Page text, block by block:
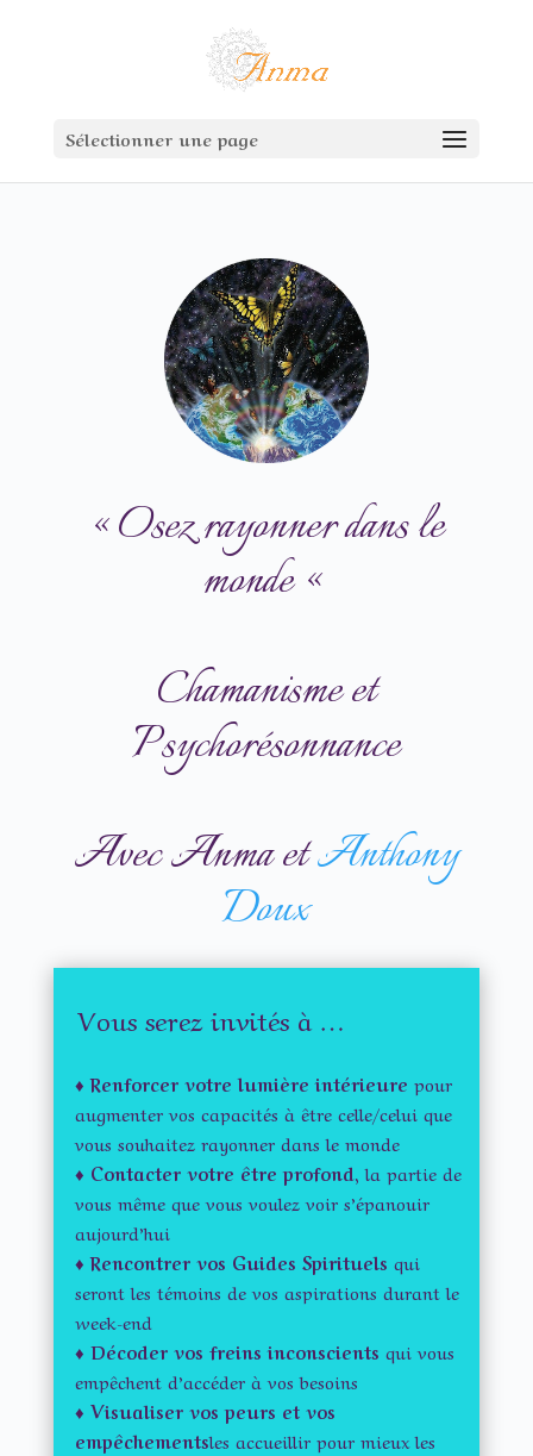
Sélectionner une page
« Osez rayonner dans le
monde «
Chamanisme et
Psychorésonnance
Avec Anma etAnthony
Doux
Vous serez invités à …
♦Renforcer votre lumière intérieure pour
augmenter vos capacités à être celle/celui que
vous souhaitez rayonner dans le monde
♦ Contacter votre être profond, la partie de
vous même que vous voulez voir s’épanouir
aujourd’hui
♦ Rencontrer vos Guides Spirituels qui
seront les témoins de vos aspirations durant le
week-end
♦ Décoder vos freins inconscients qui vous
empêchent d’accéder à vos besoins
♦ Visualiser vos peurs et vos
empêchementsles accueillir pour mieux les